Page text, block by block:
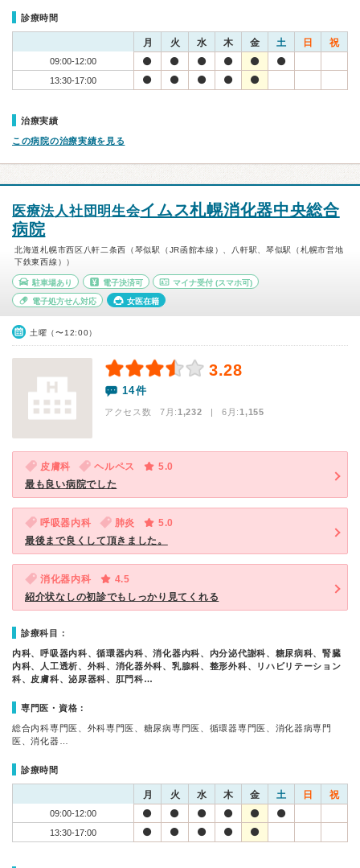
診療時間
月 火 水 木 金 土 日 祝
09:00-12:00
13:30-17:00
治療実績
この病院の治療実績を見る
医療法人社団明生会イムス札幌消化器中央総合
病院
北海道札幌市西区八軒二条西（琴似駅（JR函館本線）、八軒駅、琴似駅（札幌市営地
下鉄東西線））
駐車場あり 電子決済可 マイナ受付 (スマホ可)
電子処方せん対応 女医在籍
土曜（〜12:00）
3.28
14件
アクセス数 7月:1,232 | 6月:1,155
皮膚科 ヘルペス
5.0
最も良い病院でした
呼吸器内科 肺炎
5.0
最後まで良くして頂きました。
消化器内科
4.5
紹介状なしの初診でもしっかり見てくれる
診療科目：
内科、呼吸器内科、循環器内科、消化器内科、内分泌代謝科、糖尿病科、腎臓
内科、人工透析、外科、消化器外科、乳腺科、整形外科、リハビリテーション
科、皮膚科、泌尿器科、肛門科…
専門医・資格：
総合内科専門医、外科専門医、糖尿病専門医、循環器専門医、消化器病専門
医、消化器…
診療時間
月 火 水 木 金 土 日 祝
09:00-12:00
13:30-17:00